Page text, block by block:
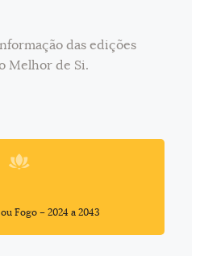
das edições
Melhor de Si.
Fogo – 2024 a 2043